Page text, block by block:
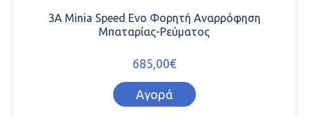
3A Minia Speed Evo Φορητή Αναρρόφηση
Μπαταρίας-Ρεύματος
685,00€
Αγορά